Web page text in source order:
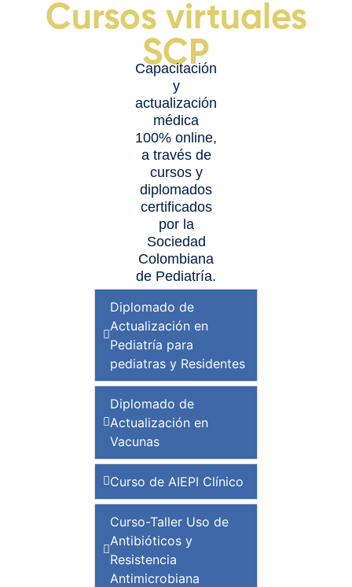
Cursos virtuales
SCP
Capacitación
y
actualización
médica
100% online,
a través de
cursos y
diplomados
certificados
por la
Sociedad
Colombiana
de Pediatría.
Diplomado de
Actualización en
Pediatría para
pediatras y Residentes
Diplomado de
Actualización en
Vacunas
Curso de AIEPI Clínico
Curso-Taller Uso de
Antibióticos y
Resistencia
Antimicrobiana